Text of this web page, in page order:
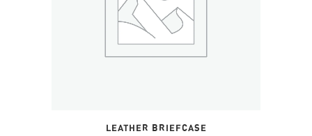
LEATHER BRIEFCASE